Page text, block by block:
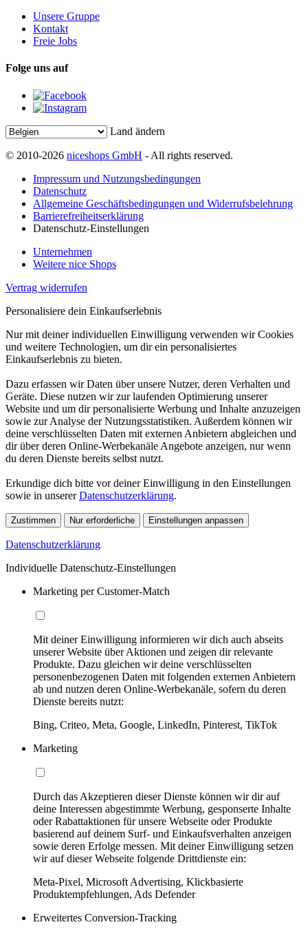
Unsere Gruppe
Kontakt
Freie Jobs
Folge uns auf
Land ändern
© 2010-2026 niceshops GmbH - All rights reserved.
Impressum und Nutzungsbedingungen
Datenschutz
Allgemeine Geschäftsbedingungen und Widerrufsbelehrung
Barrierefreiheitserklärung
Datenschutz-Einstellungen
Unternehmen
Weitere nice Shops
Vertrag widerrufen
Personalisiere dein Einkaufserlebnis
Nur mit deiner individuellen Einwilligung verwenden wir Cookies
und weitere Technologien, um dir ein personalisiertes
Einkaufserlebnis zu bieten.
Dazu erfassen wir Daten über unsere Nutzer, deren Verhalten und
Geräte. Diese nutzen wir zur laufenden Optimierung unserer
Website und um dir personalisierte Werbung und Inhalte anzuzeigen
sowie zur Analyse der Nutzungsstatistiken. Außerdem können wir
deine verschlüsselten Daten mit externen Anbietern abgleichen und
dir über deren Online-Werbekanäle Angebote anzeigen, nur wenn
du deren Dienste bereits selbst nutzt.
Erkundige dich bitte vor deiner Einwilligung in den Einstellungen
sowie in unsererDatenschutzerklärung.
Zustimmen Nur erforderliche Einstellungen anpassen
Datenschutzerklärung
Individuelle Datenschutz-Einstellungen
Marketing per Customer-Match
Mit deiner Einwilligung informieren wir dich auch abseits
unserer Website über Aktionen und zeigen dir relevante
Produkte. Dazu gleichen wir deine verschlüsselten
personenbezogenen Daten mit folgenden externen Anbietern
ab und nutzen deren Online-Werbekanäle, sofern du deren
Dienste bereits nutzt:
Bing, Criteo, Meta, Google, LinkedIn, Pinterest, TikTok
Marketing
Durch das Akzeptieren dieser Dienste können wir dir auf
deine Interessen abgestimmte Werbung, gesponserte Inhalte
oder Rabattaktionen für unsere Webseite oder Produkte
basierend auf deinem Surf- und Einkaufsverhalten anzeigen
sowie deren Erfolge messen. Mit deiner Einwilligung setzen
wir auf dieser Webseite folgende Drittdienste ein:
Meta-Pixel, Microsoft Advertising, Klickbasierte
Produktempfehlungen, Ads Defender
Erweitertes Conversion-Tracking